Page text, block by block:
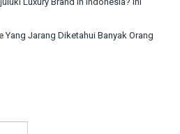
Yang Jarang Diketahui Banyak Orang